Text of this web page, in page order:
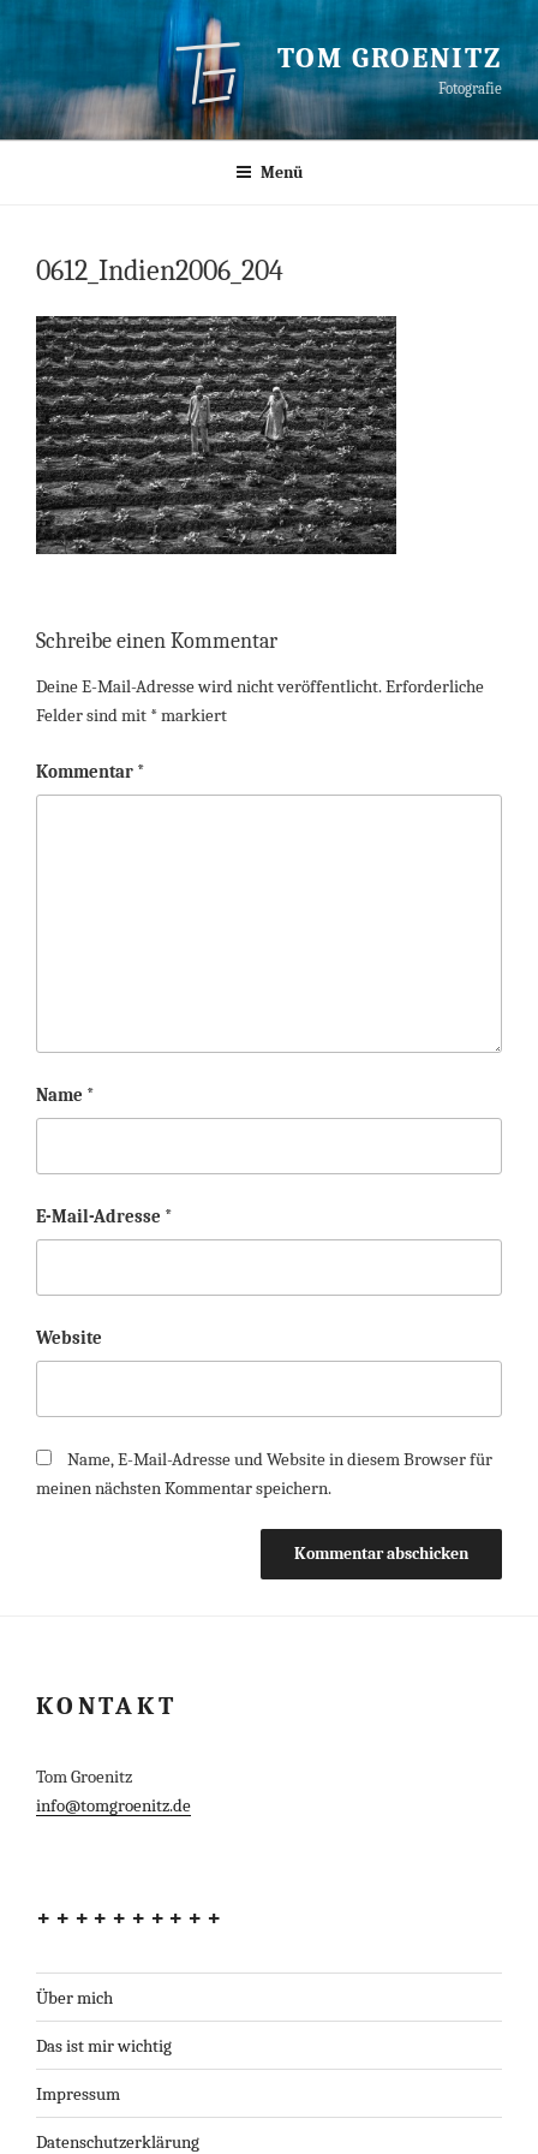
TOM GROENITZ
Fotografie
Menü
0612_Indien2006_204
Schreibe einen Kommentar
Deine E-Mail-Adresse wird nicht veröffentlicht.Erforderliche
Felder sind mit *markiert
Kommentar *
Name *
E-Mail-Adresse *
Website
Name, E-Mail-Adresse und Website in diesem Browser für
meinen nächsten Kommentar speichern.
KONTAKT
Tom Groenitz
info@tomgroenitz.de
++++++++++
Über mich
Das ist mir wichtig
Impressum
Datenschutzerklärung